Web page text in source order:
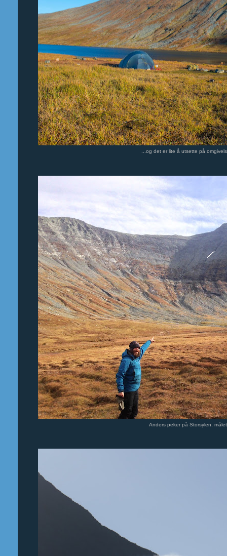
...og det er lite å utsette på
Anders peker på Storsylen,